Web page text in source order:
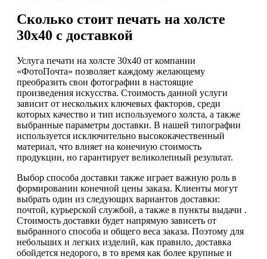
Сколько стоит печать на холсте
30х40 с доставкой
Услуга печати на холсте 30х40 от компании
«ФотоПочта» позволяет каждому желающему
преобразить свои фотографии в настоящие
произведения искусства. Стоимость данной услуги
зависит от нескольких ключевых факторов, среди
которых качество и тип используемого холста, а также
выбранные параметры доставки. В нашей типографии
используется исключительно высококачественный
материал, что влияет на конечную стоимость
продукции, но гарантирует великолепный результат.
Выбор способа доставки также играет важную роль в
формировании конечной цены заказа. Клиенты могут
выбрать один из следующих вариантов доставки:
почтой, курьерской службой, а также в пункты выдачи .
Стоимость доставки будет напрямую зависеть от
выбранного способа и общего веса заказа. Поэтому для
небольших и легких изделий, как правило, доставка
обойдется недорого, в то время как более крупные и